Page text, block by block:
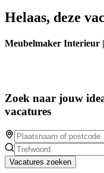
Helaas, deze
Meubelmaker Interieur
Zoek naar jouw
vacatures
Vacatures zoeken